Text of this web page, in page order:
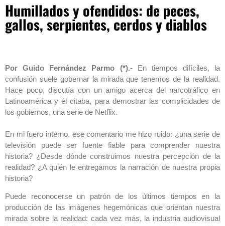
Humillados y ofendidos: de peces,
gallos, serpientes, cerdos y diablos
Por Guido Fernández Parmo (*).- En tiempos difíciles, la
confusión suele gobernar la mirada que tenemos de la realidad.
Hace poco, discutía con un amigo acerca del narcotráfico en
Latinoamérica y él citaba, para demostrar las complicidades de
los gobiernos, una serie de Netflix.
En mi fuero interno, ese comentario me hizo ruido: ¿una serie de
televisión puede ser fuente fiable para comprender nuestra
historia? ¿Desde dónde construimos nuestra percepción de la
realidad? ¿A quién le entregamos la narración de nuestra propia
historia?
Puede reconocerse un patrón de los últimos tiempos en la
producción de las imágenes hegemónicas que orientan nuestra
mirada sobre la realidad: cada vez más, la industria audiovisual